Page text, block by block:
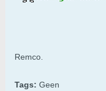
Remco.
Tags: Geen